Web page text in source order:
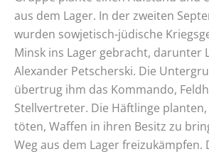
aus dem Lager. In der zweiten
wurden sowjetisch-jüdische
Minsk ins Lager gebracht, darunter
Alexander Petscherski. Die
übertrug ihm das Kommando,
Stellvertreter. Die Häftlinge planten,
töten, Waffen in ihren Besitz zu
Weg aus dem Lager freizukämpfen.